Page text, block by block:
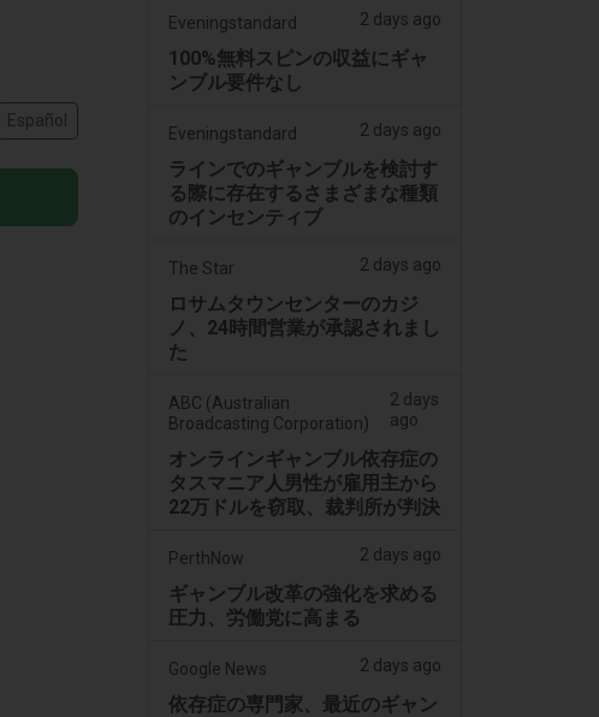
Español
Eveningstandard 2 days ago
100%無料スピンの収益にギャ
ンブル要件なし
Eveningstandard 2 days ago
ラインでのギャンブルを検討す
る際に存在するさまざまな種類
のインセンティブ
The Star 2 days ago
ロサムタウンセンターのカジ
ノ、24時間営業が承認されまし
た
ABC (Australian
Broadcasting Corporation)
2 days
ago
オンラインギャンブル依存症の
タスマニア人男性が雇用主から
22万ドルを窃取、裁判所が判決
PerthNow 2 days ago
ギャンブル改革の強化を求める
圧力、労働党に高まる
Google News 2 days ago
依存症の専門家、最近のギャン